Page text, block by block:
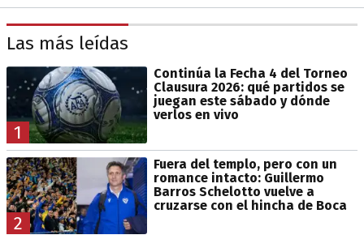
Las más leídas
1
Continúa la Fecha 4 del Torneo
Clausura 2026: qué partidos se
juegan este sábado y dónde
verlos en vivo
2
Fuera del templo, pero con un
romance intacto: Guillermo
Barros Schelotto vuelve a
cruzarse con el hincha de Boca